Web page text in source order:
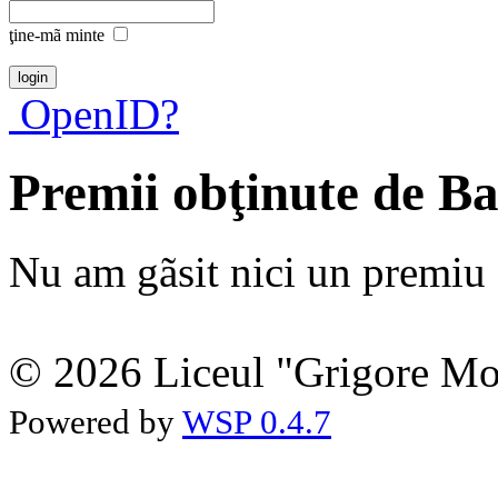
ţine-mã minte
OpenID?
Premii obţinute de
Nu am gãsit nici un premiu
© 2026 Liceul "Grigore
Powered by WSP 0.4.7